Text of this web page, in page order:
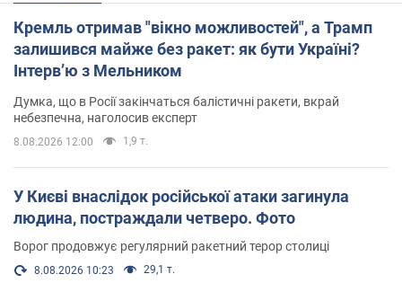
Кремль отримав "вікно можливостей", а Трамп
залишився майже без ракет: як бути Україні?
Інтерв’ю з Мельником
Думка, що в Росії закінчаться балістичні ракети, вкрай
небезпечна, наголосив експерт
8.08.2026 12:00 1,9 т.
У Києві внаслідок російської атаки загинула
людина, постраждали четверо. Фото
Ворог продовжує регулярний ракетний терор столиці
8.08.2026 10:23 29,1 т.